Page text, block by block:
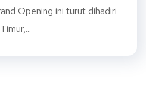
Opening ini turut dihadiri